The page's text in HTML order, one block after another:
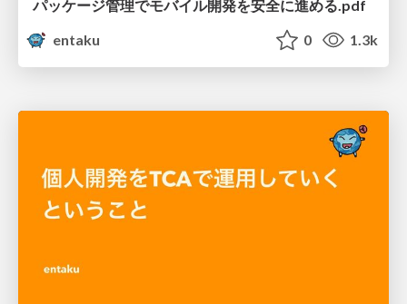
パッケージ管理でモバイル開発を安全に進める.pdf
entaku
0 1.3k